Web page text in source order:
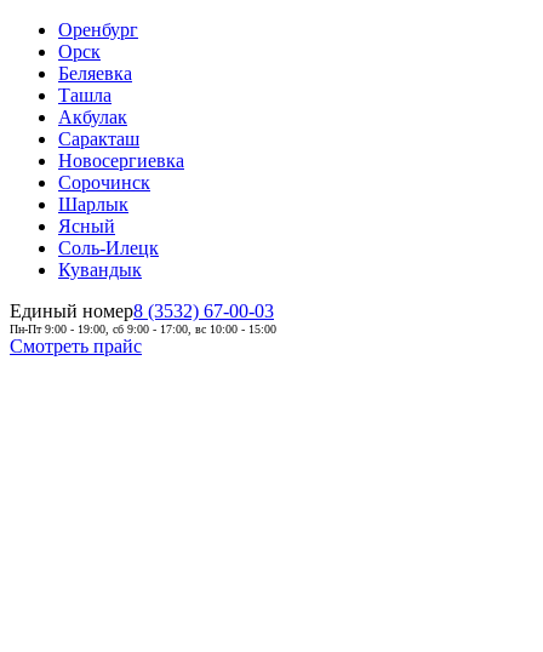
Оренбург
Орск
Беляевка
Ташла
Акбулак
Саракташ
Новосергиевка
Сорочинск
Шарлык
Ясный
Соль-Илецк
Кувандык
Единый номер8 (3532) 67-00-03
Пн-Пт 9:00 - 19:00, сб 9:00 - 17:00, вс 10:00 - 15:00
Смотреть прайс